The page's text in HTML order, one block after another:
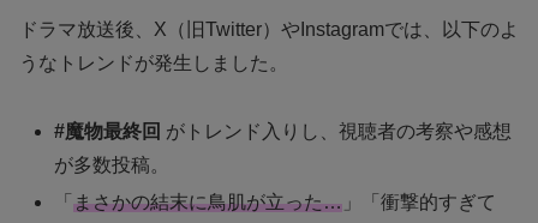
ドラマ放送後、X（旧Twitter）やInstagramでは、以下のよ
うなトレンドが発生しました。
#魔物最終回 がトレンド入りし、視聴者の考察や感想
が多数投稿。
「まさかの結末に鳥肌が立った… 」「衝撃的すぎて